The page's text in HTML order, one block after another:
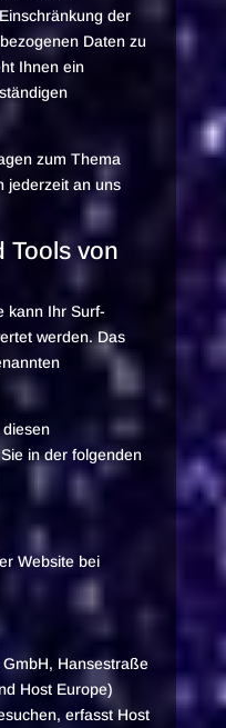
der
Daten zu
Ihnen ein
zum Thema
jederzeit an uns
Tools von
kann Ihr Surf-
werden. Das
in der folgenden
Website bei
Hansestraße
Host Europe)
erfasst Host